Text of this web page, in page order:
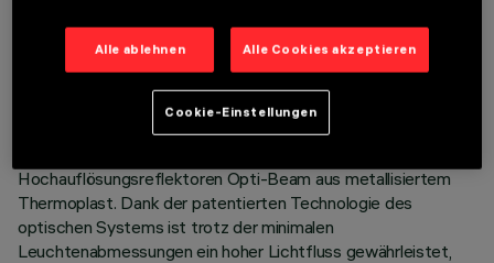
LETZTES UPDATE: 05.08.2026
Leuchte für die Montage an der Decke, mit 10 Optik-
Hochauflösungsreflektoren Opti-Beam aus metallisiertem
Thermoplast. Dank der patentierten Technologie des
optischen Systems ist trotz der minimalen
Leuchtenabmessungen ein hoher Lichtfluss gewährleistet,
Alle ablehnen Alle Cookies akzeptieren
Cookie-Einstellungen